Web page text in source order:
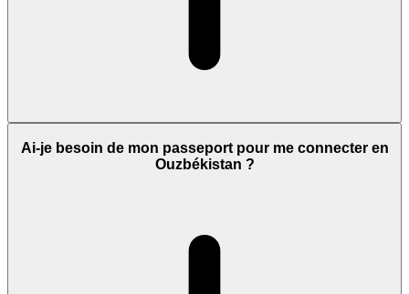
Ai-je besoin de mon passeport pour me connecter en
Ouzbékistan ?